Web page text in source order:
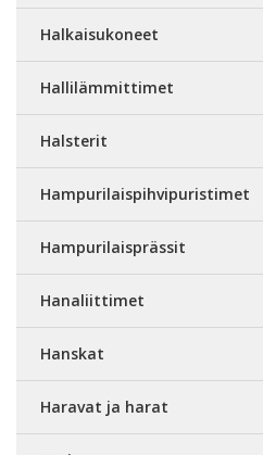
Halkaisukoneet
Hallilämmittimet
Halsterit
Hampurilaispihvipuristimet
Hampurilaisprässit
Hanaliittimet
Hanskat
Haravat ja harat